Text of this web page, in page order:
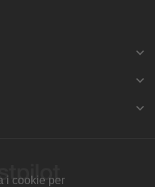
i cookie per